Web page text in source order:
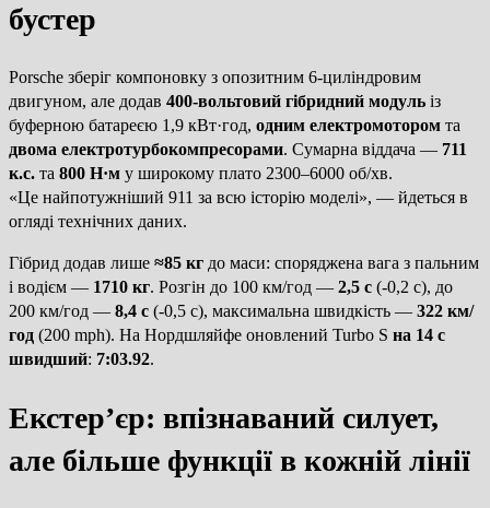
бустер
Porsche зберіг компоновку з опозитним 6-циліндровим
двигуном, але додав 400-вольтовий гібридний модуль із
буферною батареєю 1,9 кВт·год, одним електромотором та
двома електротурбокомпресорами. Сумарна віддача — 711
к.с. та 800 Н·м у широкому плато 2300–6000 об/хв.
«Це найпотужніший 911 за всю історію моделі», — йдеться в
огляді технічних даних.
Гібрид додав лише ≈85 кг до маси: споряджена вага з пальним
і водієм — 1710 кг. Розгін до 100 км/год — 2,5 с (-0,2 с), до
200 км/год — 8,4 с (-0,5 с), максимальна швидкість — 322 км/
год (200 mph). На Нордшляйфе оновлений Turbo S на 14 с
швидший: 7:03.92.
Екстер’єр: впізнаваний силует,
але більше функції в кожній лінії